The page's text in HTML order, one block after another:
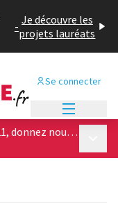
- Je découvre les
projets lauréats
Se connecter
Cité des Potagers : du 15 au 27 avril 2021, donnez nous votre avis sur les 4 projets architecturaux !